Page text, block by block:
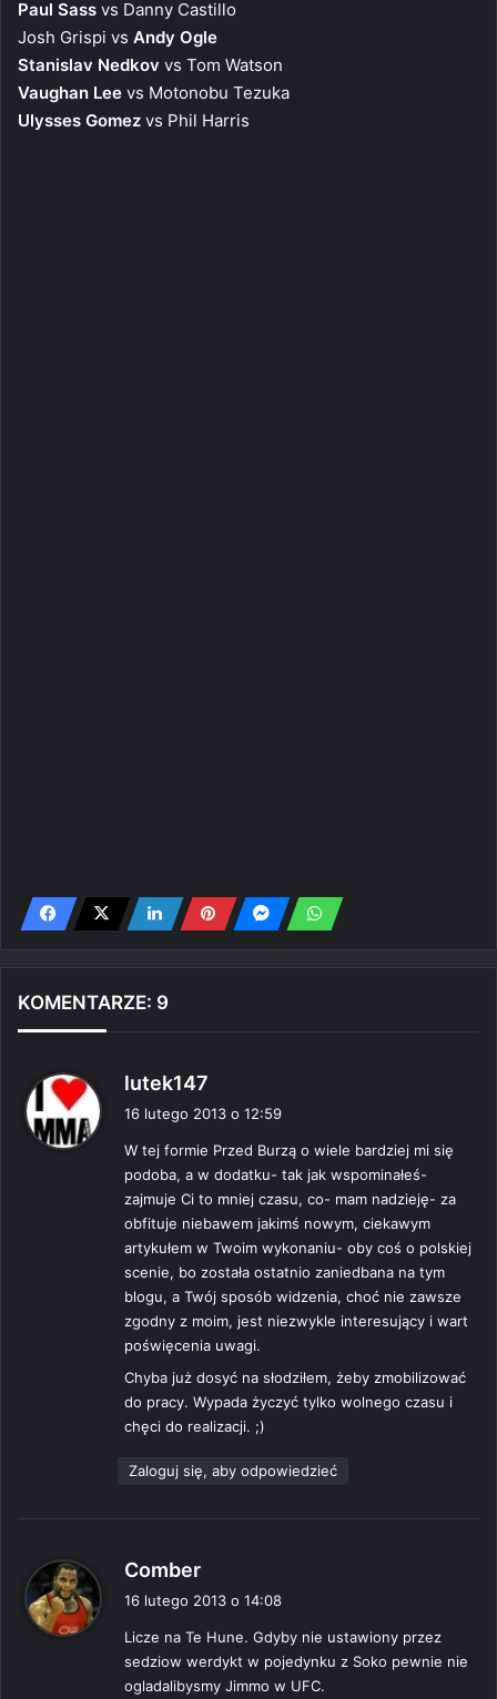
Paul Sass vs Danny Castillo
Josh Grispi vs Andy Ogle
Stanislav Nedkov vs Tom Watson
Vaughan Lee vs Motonobu Tezuka
Ulysses Gomez vs Phil Harris
KOMENTARZE: 9
lutek147
z
e
:
16 lutego 2013 o 12:59
W tej formie Przed Burzą o wiele bardziej mi się
podoba, a w dodatku- tak jak wspominałeś-
zajmuje Ci to mniej czasu, co- mam nadzieję- za
obfituje niebawem jakimś nowym, ciekawym
artykułem w Twoim wykonaniu- oby coś o polskiej
scenie, bo została ostatnio zaniedbana na tym
blogu, a Twój sposób widzenia, choć nie zawsze
zgodny z moim, jest niezwykle interesujący i wart
poświęcenia uwagi.
Chyba już dosyć na słodziłem, żeby zmobilizować
do pracy. Wypada życzyć tylko wolnego czasu i
chęci do realizacji. ;)
Zaloguj się, aby odpowiedzieć
Comber
z
e
:
16 lutego 2013 o 14:08
Licze na Te Hune. Gdyby nie ustawiony przez
sedziow werdykt w pojedynku z Soko pewnie nie
ogladalibysmy Jimmo w UFC.